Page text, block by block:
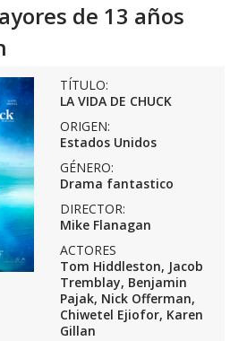
de 13 años
TÍTULO:
LA VIDA DE CHUCK
ORIGEN:
Estados Unidos
GÉNERO:
Drama fantastico
DIRECTOR:
Mike Flanagan
ACTORES
Tom Hiddleston, Jacob
Tremblay, Benjamin
Pajak, Nick Offerman,
Chiwetel Ejiofor, Karen
Gillan